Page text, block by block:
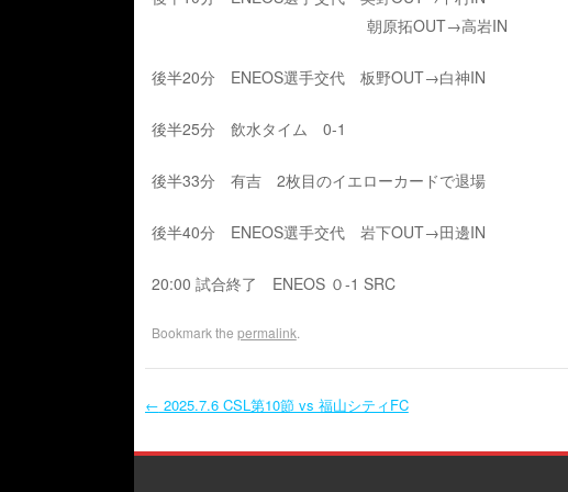
朝原拓OUT→高岩IN
後半20分 ENEOS選手交代 板野OUT→白神IN
後半25分 飲水タイム 0-1
後半33分 有吉 2枚目のイエローカードで退場
後半40分 ENEOS選手交代 岩下OUT→田邊IN
20:00 試合終了 ENEOS ０-1 SRC
Bookmark the permalink
Post navigation
← 2025.7.6 CSL第10節 vs 福山シティFC